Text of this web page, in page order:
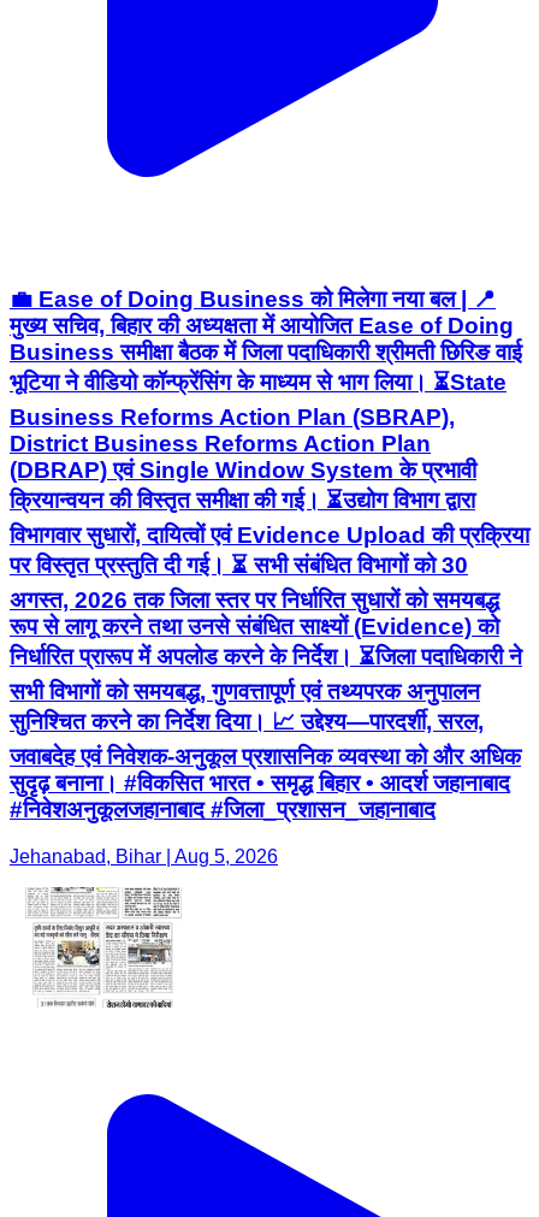
💼 Ease of Doing Business को मिलेगा नया बल | 📍
मुख्य सचिव, बिहार की अध्यक्षता में आयोजित Ease of Doing
Business समीक्षा बैठक में जिला पदाधिकारी श्रीमती छिरिङ वाई
भूटिया ने वीडियो कॉन्फ्रेंसिंग के माध्यम से भाग लिया। ⏳State
Business Reforms Action Plan (SBRAP),
District Business Reforms Action Plan
(DBRAP) एवं Single Window System के प्रभावी
क्रियान्वयन की विस्तृत समीक्षा की गई। ⏳उद्योग विभाग द्वारा
विभागवार सुधारों, दायित्वों एवं Evidence Upload की प्रक्रिया
पर विस्तृत प्रस्तुति दी गई। ⏳ सभी संबंधित विभागों को 30
अगस्त, 2026 तक जिला स्तर पर निर्धारित सुधारों को समयबद्ध
रूप से लागू करने तथा उनसे संबंधित साक्ष्यों (Evidence) को
निर्धारित प्रारूप में अपलोड करने के निर्देश। ⏳जिला पदाधिकारी ने
सभी विभागों को समयबद्ध, गुणवत्तापूर्ण एवं तथ्यपरक अनुपालन
सुनिश्चित करने का निर्देश दिया। 📈 उद्देश्य—पारदर्शी, सरल,
जवाबदेह एवं निवेशक-अनुकूल प्रशासनिक व्यवस्था को और अधिक
सुदृढ़ बनाना। #विकसित भारत • समृद्ध बिहार • आदर्श जहानाबाद
#निवेशअनुकूलजहानाबाद #जिला_प्रशासन_जहानाबाद
Jehanabad, Bihar | Aug 5, 2026